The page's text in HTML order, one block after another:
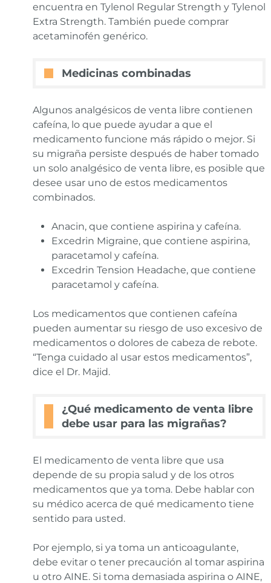
encuentra en Tylenol Regular Strength y Tylenol
Extra Strength. También puede comprar
acetaminofén genérico.
Medicinas combinadas
Algunos analgésicos de venta libre contienen
cafeína, lo que puede ayudar a que el
medicamento funcione más rápido o mejor. Si
su migraña persiste después de haber tomado
un solo analgésico de venta libre, es posible que
desee usar uno de estos medicamentos
combinados.
Anacin, que contiene aspirina y cafeína.
Excedrin Migraine, que contiene aspirina,
paracetamol y cafeína.
Excedrin Tension Headache, que contiene
paracetamol y cafeína.
Los medicamentos que contienen cafeína
pueden aumentar su riesgo de uso excesivo de
medicamentos o dolores de cabeza de rebote.
“Tenga cuidado al usar estos medicamentos”,
dice el Dr. Majid.
¿Qué medicamento de venta libre
debe usar para las migrañas?
El medicamento de venta libre que usa
depende de su propia salud y de los otros
medicamentos que ya toma. Debe hablar con
su médico acerca de qué medicamento tiene
sentido para usted.
Por ejemplo, si ya toma un anticoagulante,
debe evitar o tener precaución al tomar aspirina
u otro AINE. Si toma demasiada aspirina o AINE,